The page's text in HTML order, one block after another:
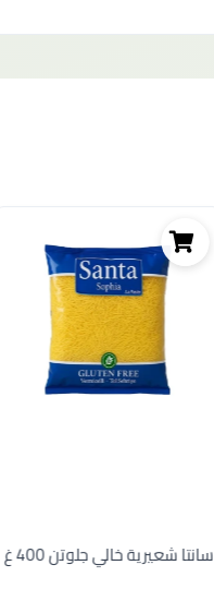
سانتا شعيرية خالي جلوتن 400 غ